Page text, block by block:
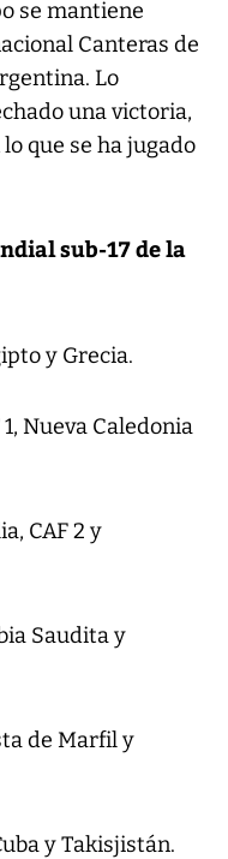
se mantiene
Canteras de
Lo
una victoria,
que se ha jugado
sub-17 de la
y Grecia.
1, Nueva Caledonia
CAF 2 y
Saudita y
de Marfil y
y Takisjistán.